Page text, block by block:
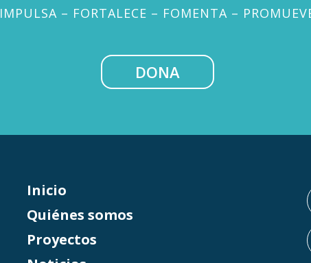
IMPULSA – FORTALECE – FOMENTA –
DONA
Inicio
Quiénes somos
Proyectos